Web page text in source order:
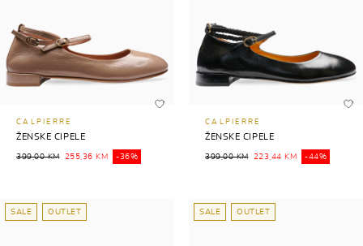
CALPIERRE
ŽENSKE CIPELE
399,00 KM 255,36 KM -36%
CALPIERRE
ŽENSKE CIPELE
399,00 KM 223,44 KM -44%
SALE OUTLET SALE OUTLET